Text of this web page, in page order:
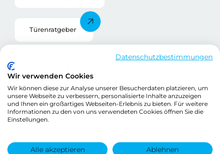
Datenschutzbestimmungen
Wir verwenden Cookies
Wir können diese zur Analyse unserer Besucherdaten platzieren, um
unsere Webseite zu verbessern, personalisierte Inhalte anzuzeigen
und Ihnen ein großartiges Webseiten-Erlebnis zu bieten. Für weitere
Informationen zu den von uns verwendeten Cookies öffnen Sie die
Einstellungen.
Alle akzeptieren Ablehnen
Türenratgeber